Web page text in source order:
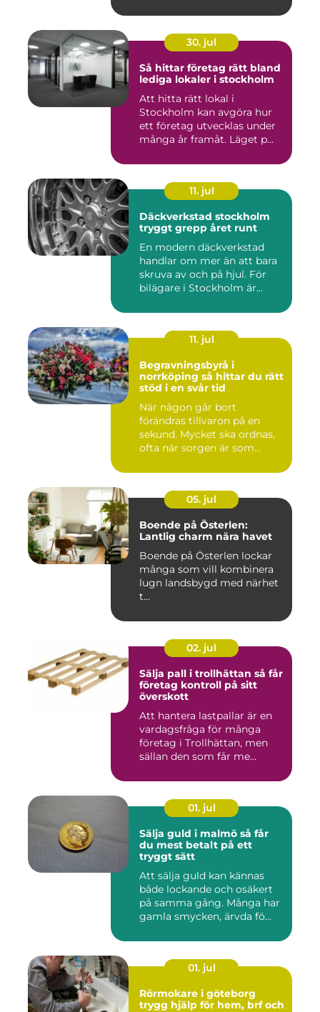
30. jul
Så hittar företag rätt bland
lediga lokaler i stockholm
Att hitta rätt lokal i
Stockholm kan avgöra hur
ett företag utvecklas under
många år framåt. Läget p...
11. jul
Däckverkstad stockholm
tryggt grepp året runt
En modern däckverkstad
handlar om mer än att bara
skruva av och på hjul. För
bilägare i Stockholm är...
11. jul
Begravningsbyrå i
norrköping så hittar du rätt
stöd i en svår tid
När någon går bort
förändras tillvaron på en
sekund. Mycket ska ordnas,
ofta när sorgen är som
05. jul
Boende på Österlen:
Lantlig charm nära havet
Boende på Österlen lockar
många som vill kombinera
lugn landsbygd med närhet
t...
02. jul
Sälja pall i trollhättan så får
företag kontroll på sitt
överskott
Att hantera lastpallar är en
vardagsfråga för många
företag i Trollhättan, men
sällan den som får me...
01. jul
Sälja guld i malmö så får
du mest betalt på ett
tryggt sätt
Att sälja guld kan kännas
både lockande och osäkert
på samma gång. Många har
gamla smycken, ärvda fö...
01. jul
Rörmokare i göteborg
trygg hjälp för hem, brf och